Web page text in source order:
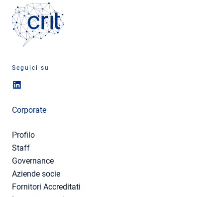
Seguici su
Corporate
Profilo
Staff
Governance
Aziende socie
Fornitori Accreditati